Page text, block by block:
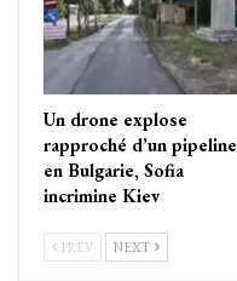
Un drone explose
rapproché d’un pipeline
en Bulgarie, Sofia
incrimine Kiev
PREV NEXT